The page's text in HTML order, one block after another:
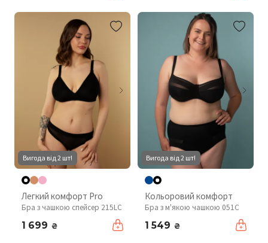
Вигода від 2 шт!
Легкий комфорт Pro
Бра з чашкою спейсер 215LC
1 699 ₴
Вигода від 2 шт!
Кольоровий комфорт
Бра з м'якою чашкою 051C
1 549 ₴